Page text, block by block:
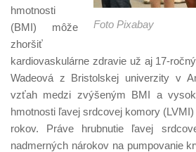
Foto Pixabay
hmotnosti
(BMI) môže
zhoršiť
kardiovaskulárne zdravie už aj 17-
Wadeová z Bristolskej univerzity v
vzťah medzi zvýšeným BMI a
hmotnosti ľavej srdcovej komory
rokov. Práve hrubnutie ľavej
nadmerných nárokov na pumpovanie